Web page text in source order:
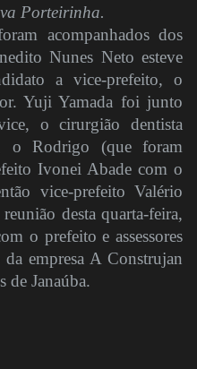
Porteirinha.
acompanhados dos
Nunes Neto esteve
a vice-prefeito, o
Yuji Yamada foi junto
o cirurgião dentista
o Rodrigo (que foram
Ivonei Abade com o
vice-prefeito Valério
desta quarta-feira,
o prefeito e assessores
empresa A Construjan
de Janaúba.